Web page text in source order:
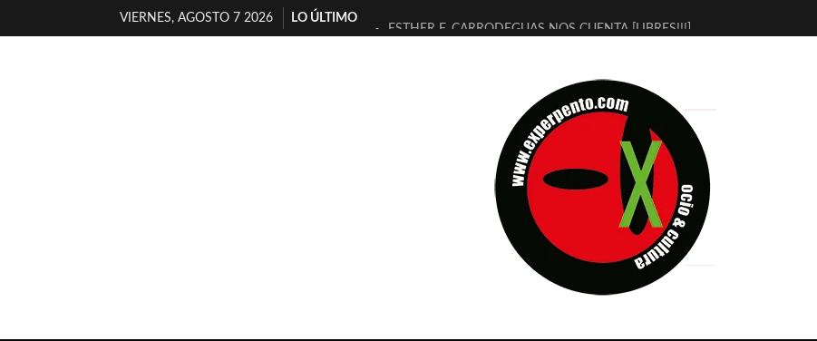
VIERNES, AGOSTO 7 2026
LO ÚLTIMO
ESTHER F. CARRODEGUAS NOS CUENTA [LIBRES!!!]
[ELECTRA JONDA] DE JUAN GUERRERO ZAMORA
TIMBRE 4, LA ESCUELA DEL DIRECTOR TEATRAL CLAUDIO TOLCACHIR
30 AÑOS (NO ES NADA) DE LA KATARSIS DEL TOMATAZO
MILITARES JUDÍAS EN #EXVITA
D’BALDOMEROS REINVENTAN [BITÁCORA 3.0] EN EXVITA
MARSHALL FLASH PRESENTA EN EXVITA [RELATIVA SENCILLEZ]
JOFRE BARDAGÍ EN EXVITA INTERPRETANDO A SERRAT